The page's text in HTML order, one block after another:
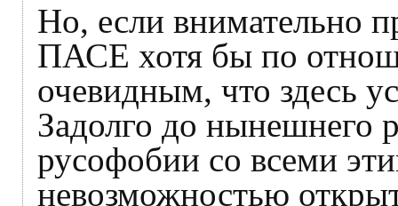
Но, если внимательно
ПАСЕ хотя бы по
очевидным, что здесь
Задолго до нынешнего
русофобии со всеми
невозможностью